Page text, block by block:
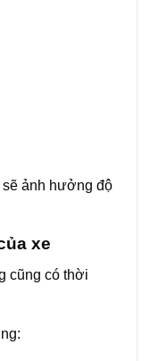
sẽ ảnh hưởng độ
xe
cũng có thời